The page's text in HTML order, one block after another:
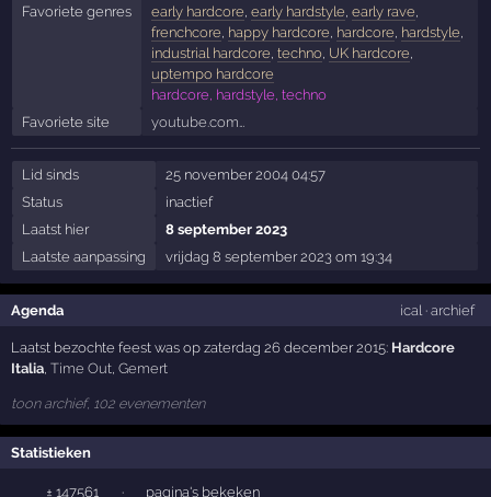
Favoriete genres
early hardcore early hardstyle early rave
frenchcore happy hardcore hardcore hardstyle
industrial hardcore techno, UK hardcore
uptempo hardcore
hardcore, hardstyle, techno
Favoriete site
youtube.com…
Lid sinds
25 november 2004 04:57
Status
inactief
Laatst hier
8 september 2023
Laatste aanpassing
vrijdag 8 september 2023 om 19:34
Agenda ical· archief
Laatst bezochte feest was op zaterdag 26 december 2015: Hardcore
Italia,Time Out,Gemert
toon archief, 102 evenementen
Statistieken
± 147561 ·
pagina's bekeken